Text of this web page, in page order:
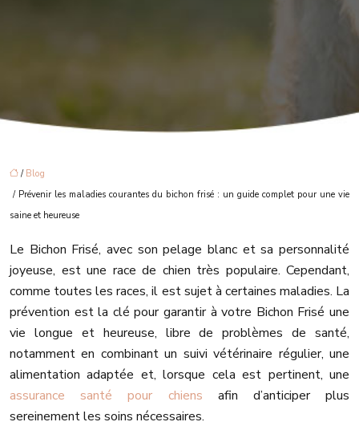
/ Blog
/ Prévenir les maladies courantes du bichon frisé : un guide complet pour une vie
saine et heureuse
Le Bichon Frisé, avec son pelage blanc et sa personnalité
joyeuse, est une race de chien très populaire. Cependant,
comme toutes les races, il est sujet à certaines maladies. La
prévention est la clé pour garantir à votre Bichon Frisé une
vie longue et heureuse, libre de problèmes de santé,
notamment en combinant un suivi vétérinaire régulier, une
alimentation adaptée et, lorsque cela est pertinent, une
assurance santé pour chiens afin d’anticiper plus
sereinement les soins nécessaires.